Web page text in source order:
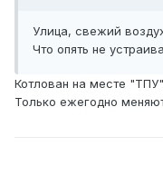
Улица, свежий
Что опять не
Котлован на месте
Только ежегодно